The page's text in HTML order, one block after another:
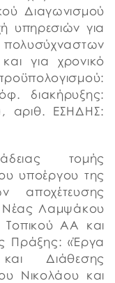
Διαγωνισμού
υπηρεσιών για
για χρονικό
διακήρυξης:
αριθ. ΕΣΗΔΗΣ:
τομής
υποέργου της
αποχέτευσης
Νέας Λαμψάκου
ΑΑ και
Πράξης: «Έργα
Διάθεσης
Νικολάου και